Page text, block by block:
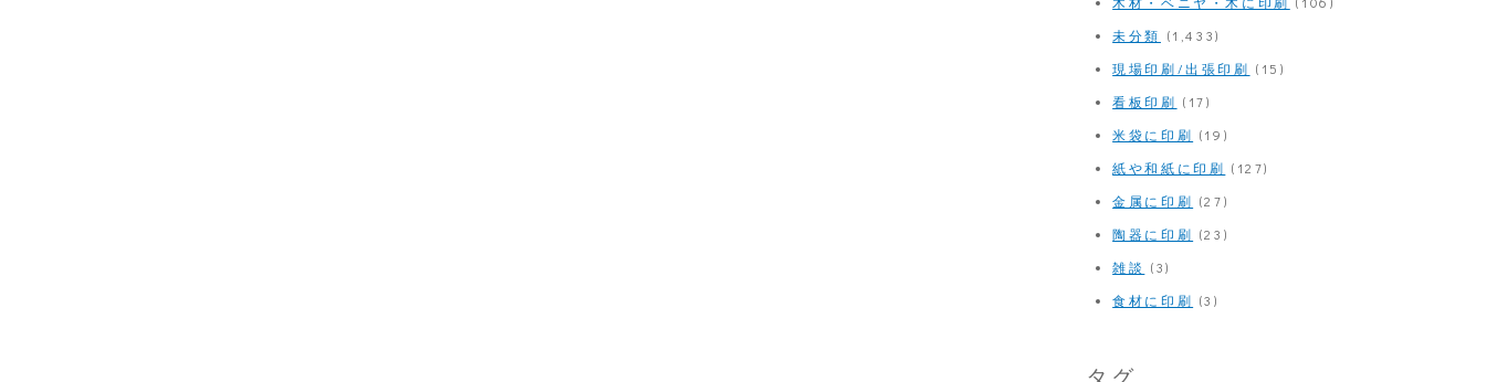
未分類 (1,433)
現場印刷/出張印刷 (15)
看板印刷 (17)
米袋に印刷 (19)
紙や和紙に印刷 (127)
金属に印刷 (27)
陶器に印刷 (23)
雑談 (3)
食材に印刷 (3)